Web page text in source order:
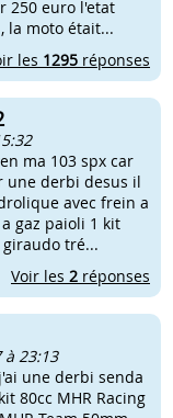
250 euro l'etat
la moto était...
les 1295 réponses
ma 103 spx car
une derbi desus il
avec frein a
gaz paioli 1 kit
tré...
Voir les 2 réponses
23:13
une derbi senda
80cc MHR Racing